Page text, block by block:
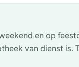
en op
van dienst